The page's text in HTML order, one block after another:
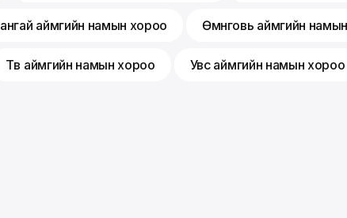
аймгийн намын хороо Өмнөговь аймгийн
Төв аймгийн намын хороо Увс аймгийн намын хороо